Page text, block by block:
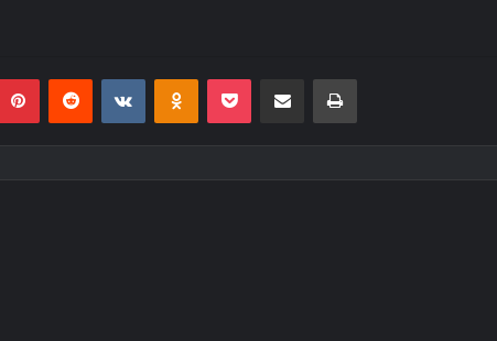
PinterestReddit VKontakteOdnoklassniki
Pocket E-Posta ile paylaş Yazdır